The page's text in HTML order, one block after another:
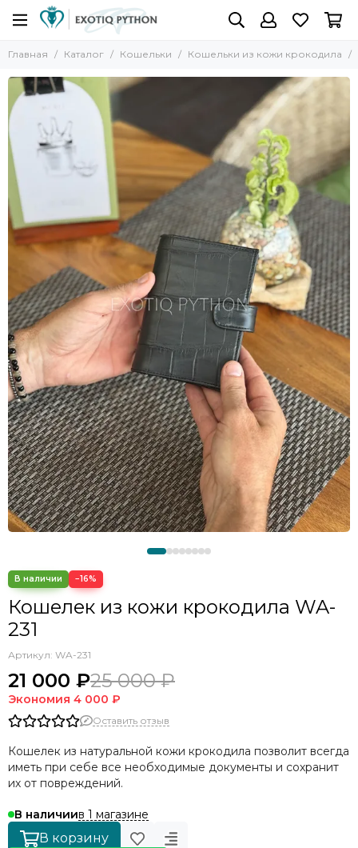
Главная Каталог Кошельки Кошельки из кожи крокодила
−16%
Кошелек из кожи крокодила WA-
231
Артикул: WA-231
21 000 ₽25 000 ₽
Экономия 4 000 ₽
Оставить отзыв
Кошелек из натуральной кожи крокодила позволит всегда
иметь при себе все необходимые документы и сохранит
их от повреждений.
В наличиив 1 магазине
В корзину